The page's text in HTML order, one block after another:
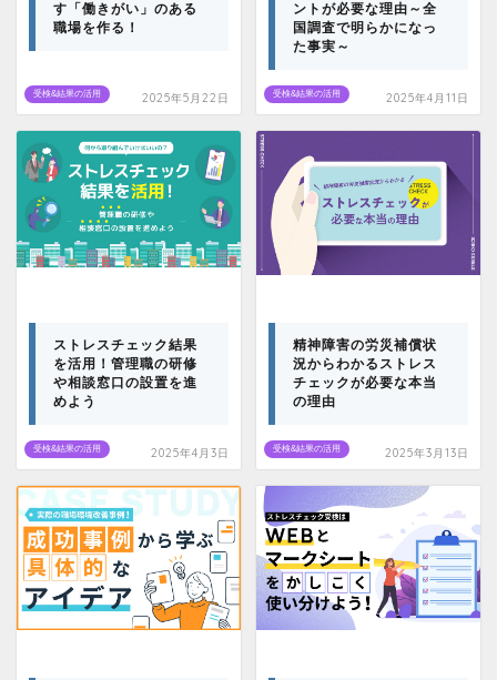
受検&結果の活用
す「働きがい」のある
職場を作る！
2025年5月22日 受検&結果の活用
ントが必要な理由～全
国調査で明らかになっ
た事実～
2025年4月11日
受検&結果の活用
ストレスチェック結果
を活用！管理職の研修
や相談窓口の設置を進
めよう
2025年4月3日 受検&結果の活用
精神障害の労災補償状
況からわかるストレス
チェックが必要な本当
の理由
2025年3月13日